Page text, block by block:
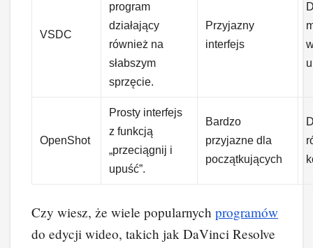
VSDC
program
działający
również na
słabszym
sprzęcie.
Przyjazny
interfejs
OpenShot
Prosty interfejs
z funkcją
„przeciągnij i
upuść”.
Bardzo
przyjazne dla
początkujących
Czy wiesz, że wiele popularnych programów
do edycji wideo, takich jak DaVinci Resolve